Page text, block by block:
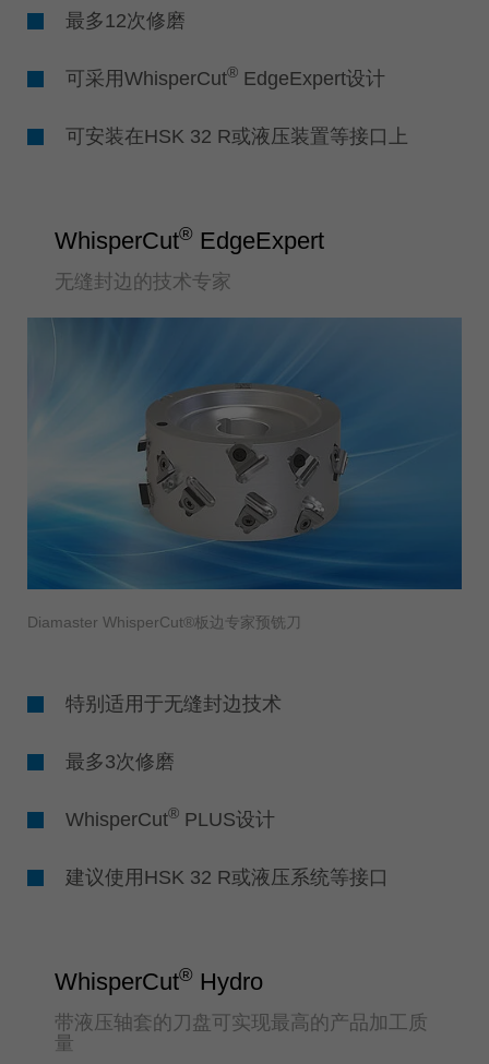
最多12次修磨
可采用WhisperCut® EdgeExpert设计
可安装在HSK 32 R或液压装置等接口上
WhisperCut® EdgeExpert
无缝封边的技术专家
Diamaster WhisperCut®板边专家预铣刀
特别适用于无缝封边技术
最多3次修磨
WhisperCut® PLUS设计
建议使用HSK 32 R或液压系统等接口
WhisperCut® Hydro
带液压轴套的刀盘可实现最高的产品加工质
量